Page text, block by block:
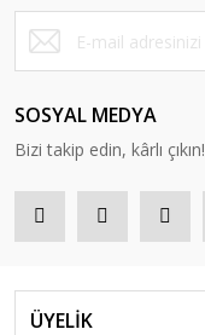
SOSYAL MEDYA
Bizi takip edin, kârlı çıkın!
ÜYELİK